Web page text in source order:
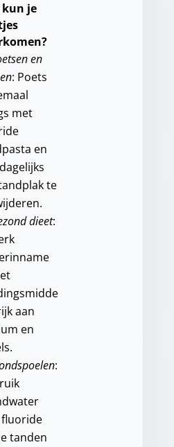
kun je
en
: Poets
met
en
te
dieet:
aan
en
:
tanden